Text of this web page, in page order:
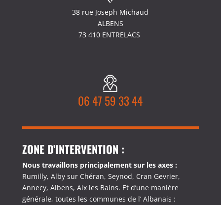
38 rue Joseph Michaud
ALBENS
73 410 ENTRELACS
06 47 59 33 44
ZONE D’INTERVENTION :
Nous travaillons principalement sur les axes :
Rumilly, Alby sur Chéran, Seynod, Cran Gevrier,
Annecy, Albens, Aix les Bains. Et d’une manière
générale, toutes les communes de l’ Albanais :